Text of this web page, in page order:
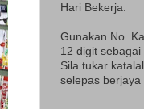
Hari Bekerja.
Gunakan No.
12 digit sebagai
Sila tukar
selepas berjaya